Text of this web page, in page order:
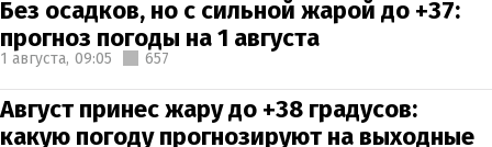
Без осадков, но с сильной жарой до +37:
прогноз погоды на 1 августа
1 августа, 09:05 657
Август принес жару до +38 градусов:
какую погоду прогнозируют на выходные